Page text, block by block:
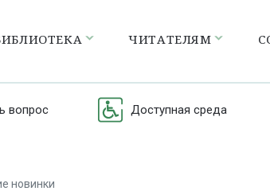
ЧИТАТЕЛЯМ
вопрос Доступная среда
новинки